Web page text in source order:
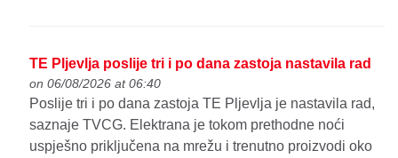
TE Pljevlja poslije tri i po dana zastoja nastavila rad
on 06/08/2026 at 06:40
Poslije tri i po dana zastoja TE Pljevlja je nastavila rad,
saznaje TVCG. Elektrana je tokom prethodne noći
uspješno priključena na mrežu i trenutno proizvodi oko